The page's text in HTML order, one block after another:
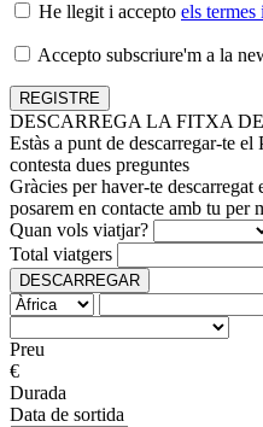
He llegit i accepto els
Accepto subscriure'm a la
DESCARREGA LA FITXA
Estàs a punt de descarregar-te el
contesta dues preguntes
Gràcies per haver-te
posarem en contacte amb tu per
Quan vols viatjar?
Total viatgers
DESCARREGAR
Preu
€
Durada
Data de sortida